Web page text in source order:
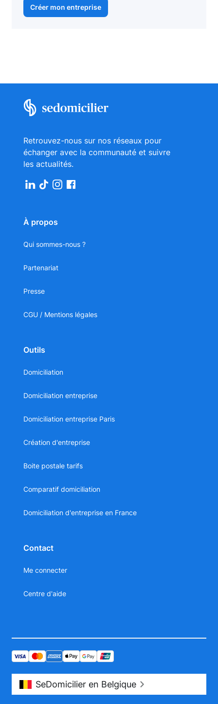
Créer mon entreprise
Retrouvez-nous sur nos réseaux pour
échanger avec la communauté et suivre
les actualités.
À propos
Qui sommes-nous ?
Partenariat
Presse
CGU / Mentions légales
Outils
Domiciliation
Domiciliation entreprise
Domiciliation entreprise Paris
Création d'entreprise
Boite postale tarifs
Comparatif domiciliation
Domiciliation d'entreprise en France
Contact
Me connecter
Centre d'aide
SeDomicilier en Belgique